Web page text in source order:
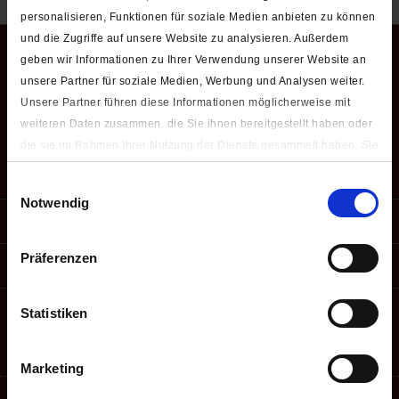
personalisieren, Funktionen für soziale Medien anbieten zu können
und die Zugriffe auf unsere Website zu analysieren. Außerdem
geben wir Informationen zu Ihrer Verwendung unserer Website an
unsere Partner für soziale Medien, Werbung und Analysen weiter.
Unsere Partner führen diese Informationen möglicherweise mit
weiteren Daten zusammen, die Sie ihnen bereitgestellt haben oder
die sie im Rahmen Ihrer Nutzung der Dienste gesammelt haben. Sie
oder nur notwendige (zur Nutzung der Webseite benötigten)
Impressum|
Notwendig
Präferenzen
Statistiken
Marketing
WhatsApp Chat
E-Mail
Service Hotline
Shop Service
Informationen
Zahlungsarten